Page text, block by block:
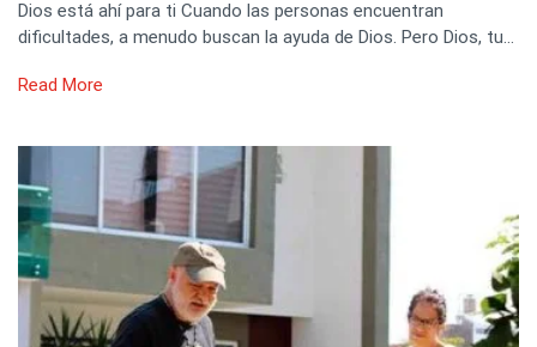
Dios está ahí para ti Cuando las personas encuentran
dificultades, a menudo buscan la ayuda de Dios. Pero Dios, tu…
Read More